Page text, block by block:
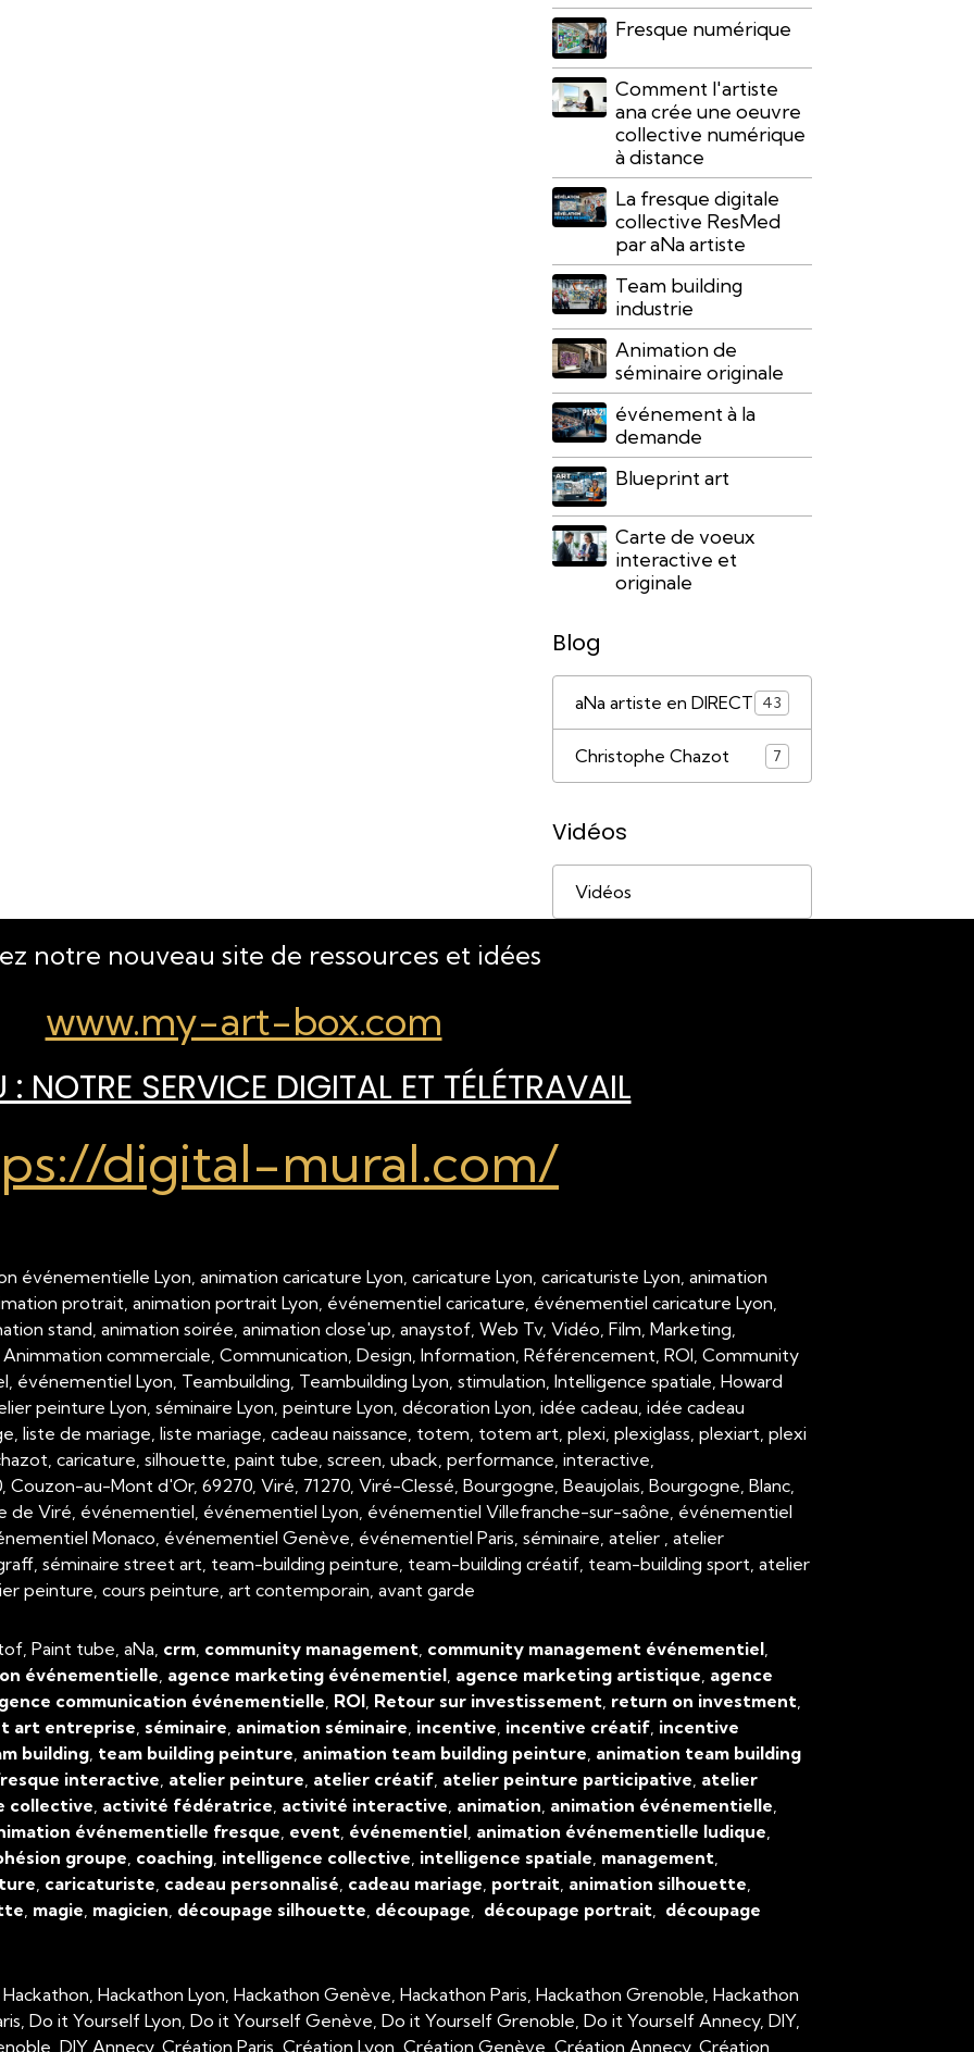
Fresque numérique
Comment l'artiste
ana crée une oeuvre
collective numérique
à distance
La fresque digitale
collective ResMed
par aNa artiste
Team building
industrie
Animation de
séminaire originale
événement à la
demande
Blueprint art
Carte de voeux
interactive et
originale
Blog
aNa artiste en DIRECT 43
Christophe Chazot 7
Vidéos
Vidéos
notre nouveau site de ressources et idées
www.my-art-box.com
NOTRE SERVICE DIGITAL ET TÉLÉTRAVAIL
digital-mural.com/
événementielle Lyon, animation caricature Lyon, caricature Lyon, caricaturiste Lyon, animation
protrait, animation portrait Lyon, événementiel caricature, événementiel caricature Lyon,
stand, animation soirée, animation close'up, anaystof, Web Tv, Vidéo, Film, Marketing,
commerciale, Communication, Design, Information, Référencement, ROI, Community
événementiel Lyon, Teambuilding, Teambuilding Lyon, stimulation, Intelligence spatiale, Howard
peinture Lyon, séminaire Lyon, peinture Lyon, décoration Lyon, idée cadeau, idée cadeau
liste de mariage, liste mariage, cadeau naissance, totem, totem art, plexi, plexiglass, plexiart, plexi
caricature, silhouette, paint tube, screen, uback, performance, interactive,
au-Mont d'Or, 69270, Viré, 71270, Viré-Clessé, Bourgogne, Beaujolais, Bourgogne, Blanc,
de Viré, événementiel, événementiel Lyon, événementiel Villefranche-sur-saône, événementiel
Monaco, événementiel Genève, événementiel Paris, séminaire, atelier , atelier
séminaire street art, team-building peinture, team-building créatif, team-building sport, atelier
peinture, cours peinture, art contemporain, avant garde
Paint tube, aNa, crm, community management, community management événementiel,
événementielle, agence marketing événementiel, agence marketing artistique, agence
communication événementielle, ROI, Retour sur investissement, return on investment,
art entreprise, séminaire, animation séminaire, incentive, incentive créatif, incentive
building, team building peinture, animation team building peinture, animation team building
interactive, atelier peinture, atelier créatif, atelier peinture participative, atelier
collective, activité fédératrice, activité interactive, animation, animation événementielle,
événementielle fresque, event, événementiel, animation événementielle ludique,
groupe, coaching, intelligence collective, intelligence spatiale, management,
, caricaturiste, cadeau personnalisé, cadeau mariage, portrait, animation silhouette,
, magie, magicien, découpage silhouette, découpage, découpage portrait, découpage
Hackathon Lyon, Hackathon Genève, Hackathon Paris, Hackathon Grenoble, Hackathon
Do it Yourself Lyon, Do it Yourself Genève, Do it Yourself Grenoble, Do it Yourself Annecy, DIY,
DIY Annecy, Création Paris, Création Lyon, Création Genève, Création Annecy, Création